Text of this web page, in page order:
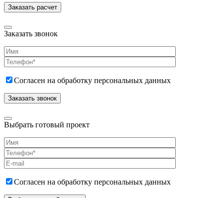
Заказать звонок
Согласен на обработку персональных данных
Выбрать готовый проект
Согласен на обработку персональных данных